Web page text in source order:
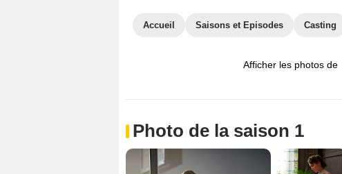
Accueil Saisons et Episodes Casting
Afficher les photos de
Photo de la saison 1